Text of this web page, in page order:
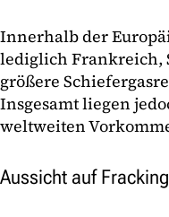
Innerhalb der
lediglich Frankreich,
größere
Insgesamt liegen
weltweiten
Aussicht auf